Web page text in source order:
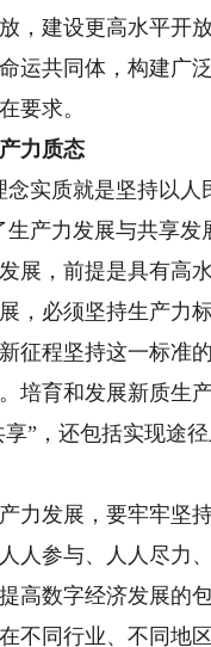
，建设更高水平开
运共同体，构建广
要求。
力质态
质就是坚持以人
生产力发展与共享
展，前提是具有高
，必须坚持生产力
征程坚持这一标准
培育和发展新质生
”，还包括实现途
发展，要牢牢坚
人参与、人人尽力
高数字经济发展的
不同行业、不同地